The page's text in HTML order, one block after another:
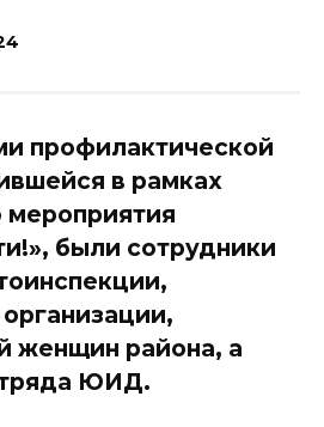
профилактической
в рамках
мероприятия
были сотрудники
женщин района, а
ЮИД.